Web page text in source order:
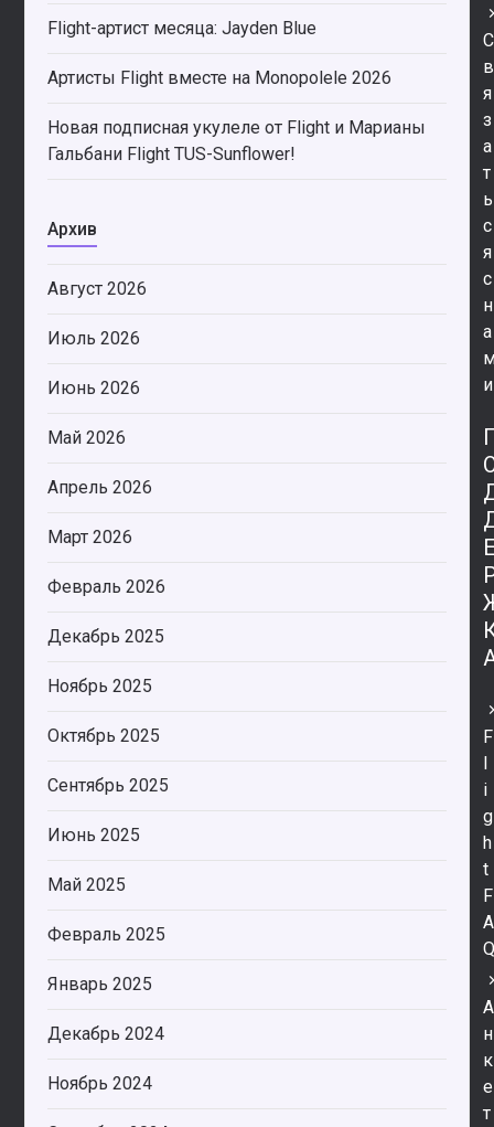
Flight-артист месяца: Jayden Blue
Артисты Flight вместе на Monopolele 2026
Новая подписная укулеле от Flight и Марианы
Гальбани Flight TUS-Sunflower!
Архив
Август 2026
Июль 2026
Июнь 2026
Май 2026
Апрель 2026
Март 2026
Февраль 2026
Декабрь 2025
Ноябрь 2025
Октябрь 2025
Сентябрь 2025
Июнь 2025
Май 2025
Февраль 2025
Январь 2025
Декабрь 2024
Ноябрь 2024
С
в
я
з
а
т
ь
с
я
с
н
а
и
F
l
i
g
h
t
F
A
А
н
к
е
т